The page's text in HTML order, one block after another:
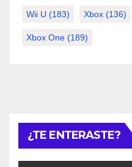
Wii U (183) Xbox (136)
Xbox One (189)
¿TE ENTERASTE?